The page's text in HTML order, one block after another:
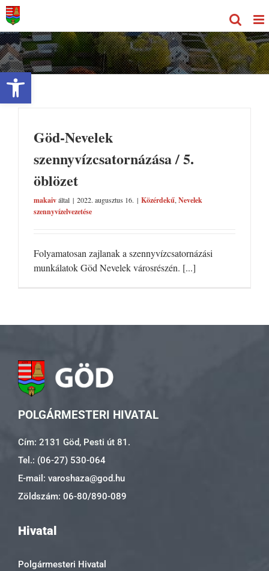
Eszköztár megnyitása
Kihagyás
Göd-Nevelek
szennyvízcsatornázása / 5.
öblözet
makaiváltal | 2022. augusztus 16. | Közérdekű, Nevelek
szennyvízelvezetése
Folyamatosan zajlanak a szennyvízcsatornázási
munkálatok Göd Nevelek városrészén. [...]
POLGÁRMESTERI HIVATAL
Cím: 2131 Göd, Pesti út 81.
Tel.: (06-27) 530-064
E-mail: varoshaza@god.hu
Zöldszám: 06-80/890-089
Hivatal
Polgármesteri Hivatal